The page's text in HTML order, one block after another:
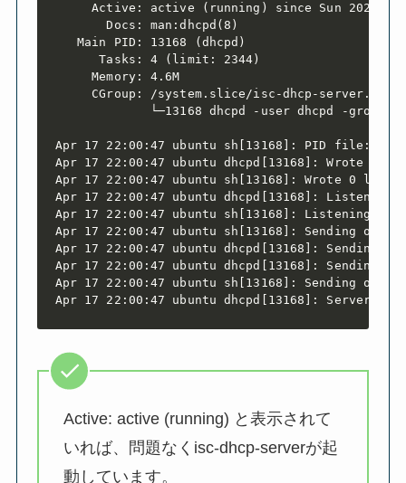
Active: active (running) since Sun 2022-
       Docs: man:dhcpd(8)
   Main PID: 13168 (dhcpd)
      Tasks: 4 (limit: 2344)
     Memory: 4.6M
CGroup: /system.slice/isc-dhcp-
└─13168 dhcpd -user dhcpd -group
Apr 17 22:00:47 ubuntu sh[13168]: PID file: /
Apr 17 22:00:47 ubuntu dhcpd[13168]: Wrote 0
Apr 17 22:00:47 ubuntu sh[13168]: Wrote 0
Apr 17 22:00:47 ubuntu dhcpd[13168]: Listening
Apr 17 22:00:47 ubuntu sh[13168]: Listening on
Apr 17 22:00:47 ubuntu sh[13168]: Sending on
Apr 17 22:00:47 ubuntu dhcpd[13168]: Sending
Apr 17 22:00:47 ubuntu dhcpd[13168]: Sending
Apr 17 22:00:47 ubuntu sh[13168]: Sending on
Apr 17 22:00:47 ubuntu dhcpd[13168]: Server
Active: active (running) と表示されて
いれば、問題なくisc-dhcp-serverが起
動しています。